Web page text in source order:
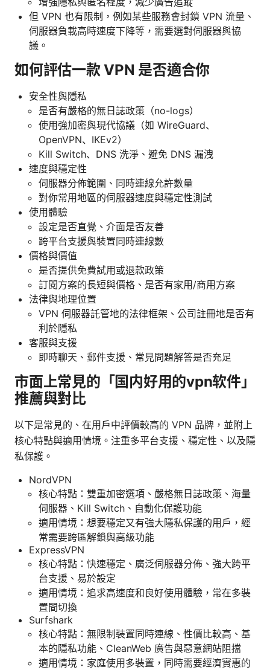
但 VPN 也有限制，例如某些服務會封鎖 VPN 流量、
伺服器負載高時速度下降等，需要選對伺服器與協
議。
如何評估一款 VPN 是否適合你
安全性與隱私
是否有嚴格的無日誌政策（no-logs）
使用強加密與現代協議（如 WireGuard、
OpenVPN、IKEv2）
Kill Switch、DNS 洗淨、避免 DNS 漏洩
速度與穩定性
伺服器分佈範圍、同時連線允許數量
對你常用地區的伺服器速度與穩定性測試
使用體驗
設定是否直覺、介面是否友善
跨平台支援與裝置同時連線數
價格與價值
是否提供免費試用或退款政策
訂閱方案的長短與價格、是否有家用/商用方案
法律與地理位置
VPN 伺服器託管地的法律框架、公司註冊地是否有
利於隱私
客服與支援
即時聊天、郵件支援、常見問題解答是否充足
市面上常見的「国内好用的vpn软件」
推薦與對比
以下是常見的、在用戶中評價較高的 VPN 品牌，並附上
核心特點與適用情境。注重多平台支援、穩定性、以及隱
私保護。
NordVPN
核心特點：雙重加密選項、嚴格無日誌政策、海量
伺服器、Kill Switch、自動化保護功能
適用情境：想要穩定又有強大隱私保護的用戶，經
常需要跨區解鎖與高級功能
ExpressVPN
核心特點：快速穩定、廣泛伺服器分佈、強大跨平
台支援、易於設定
適用情境：追求高速度和良好使用體驗，常在多裝
置間切換
Surfshark
核心特點：無限制裝置同時連線、性價比較高、基
本的隱私功能、CleanWeb 廣告與惡意網站阻擋
適用情境：家庭使用多裝置，同時需要經濟實惠的